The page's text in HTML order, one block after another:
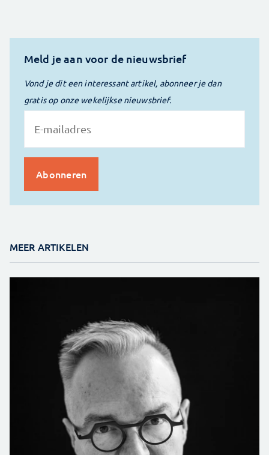
Meld je aan voor de nieuwsbrief
Vond je dit een interessant artikel, abonneer je dan
gratis op onze wekelijkse nieuwsbrief.
MEER ARTIKELEN